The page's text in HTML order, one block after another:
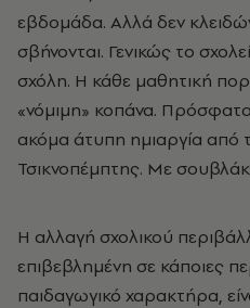
εβδομάδα. Αλλά δεν
σβήνονται. Γενικώς το
σχόλη. Η κάθε μαθητική
«νόμιμη» κοπάνα.
ακόμα άτυπη ημιαργία από
Τσικνοπέμπτης. Με
Η αλλαγή σχολικού
επιβεβλημένη σε κάποιες
παιδαγωγικό χαρακτήρα,